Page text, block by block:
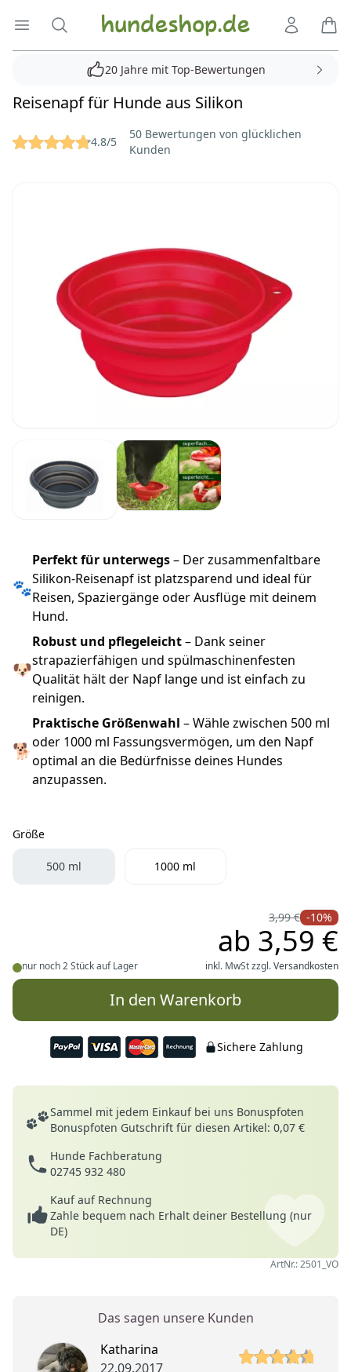
Menü öffnen
Suche Hundeshop.de
20 Jahre mit Top-Bewertungen
Reisenapf für Hunde aus Silikon
Reviews 4.8/5
50 Bewertungen von glücklichen
Kunden
🐾
Perfekt für unterwegs– Der zusammenfaltbare
Silikon-Reisenapf ist platzsparend und ideal für
Reisen, Spaziergänge oder Ausflüge mit deinem
Hund.
🐶
Robust und pflegeleicht– Dank seiner
strapazierfähigen und spülmaschinenfesten
Qualität hält der Napf lange und ist einfach zu
reinigen.
🐕
Praktische Größenwahl – Wähle zwischen 500 ml
oder 1000 ml Fassungsvermögen, um den Napf
optimal an die Bedürfnisse deines Hundes
anzupassen.
Größe
500 ml 1000 ml
nur noch 2 Stück auf Lager
3,99 € -10%
ab 3,59 €
inkl. MwSt zzgl.Versandkosten
In den Warenkorb
Sichere Zahlung
Deine Vorteile
Sammel mit jedem Einkauf bei uns Bonuspfoten
Bonuspfoten Gutschrift für diesen Artikel: 0,07 €
Hunde Fachberatung
02745 932 480
Kauf auf Rechnung
Zahle bequem nach Erhalt deiner Bestellung (nur
DE)
ArtNr.: 2501_VO
Das sagen unsere Kunden
Katharina
22.09.2017
5 von 5 Sterne